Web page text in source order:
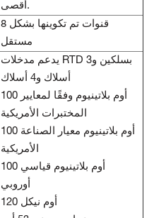
أقصى.
8 قنوات تم تكوينها بشكل
مستقل
يدعم مدخلات RTD بسلكين و3
أسلاك و4 أسلاك
100 أوم بلاتينيوم وفقًا لمعايير
المختبرات الأمريكية
100 أوم بلاتينيوم معيار الصناعة
الأمريكية
100 أوم بلاتينيوم قياسي
أوروبي
120 أوم نيكل